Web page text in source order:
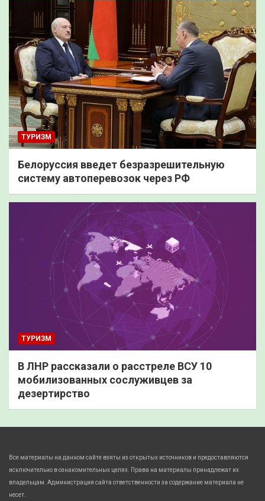
ТУРИЗМ
Белоруссия введет безразрешительную
систему автоперевозок через РФ
ТУРИЗМ
В ЛНР рассказали о расстреле ВСУ 10
мобилизованных сослуживцев за
дезертирство
Все материалы на данном сайте взяты из открытых источников и предоставляются
исключительно в ознакомительных целях. Права на материалы принадлежат их
владельцам. Администрация сайта ответственности за содержание материала не
несет.